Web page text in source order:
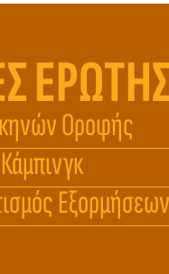
Οροφής
Εξορμήσεων